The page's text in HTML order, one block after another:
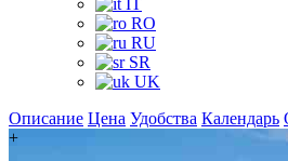
IT
RO
RU
SR
UK
Описание Цена Удобства Календарь
+